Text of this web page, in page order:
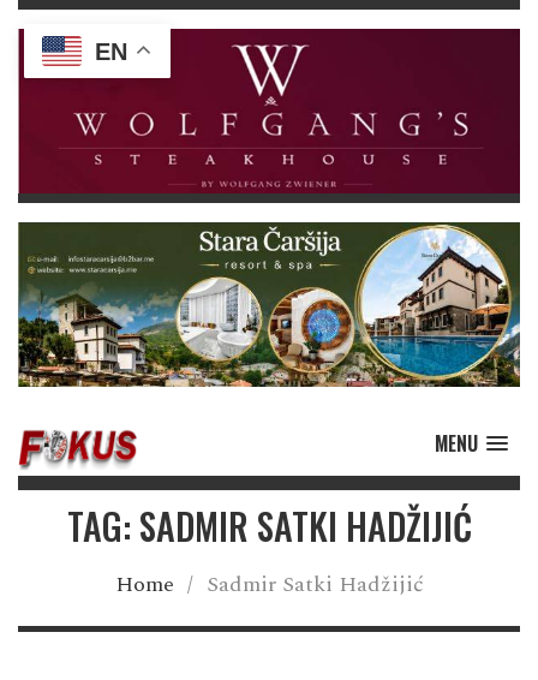
MENU
TAG: SADMIR SATKI HADŽIJIĆ
Home / Sadmir Satki Hadžijić
EN